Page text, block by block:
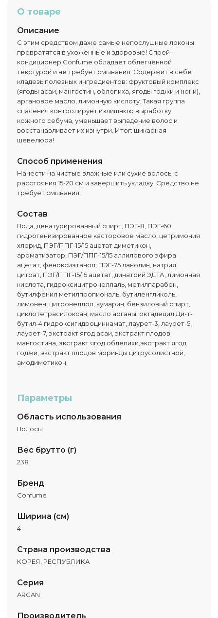
О товаре
Описание
С этим средством даже самые непослушные локоны
превратятся в ухоженные и здоровые! Спрей-
кондиционер Confume обладает облегчённой
текстурой и не требует смывания. Содержит в себе
кладезь полезных ингредиентов: фруктовый комплекс
(ягоды асаи, мангостин, облепиха, ягоды годжи и нони),
аргановое масло, лимонную кислоту. Такая группа
спасения контролирует излишнюю выработку
кожного себума, уменьшает выпадение волос и
восстанавливает их изнутри. Итог: шикарная
шевелюра!
Способ применения
Нанести на чистые влажные или сухие волосы с
расстояния 15-20 см и завершить укладку. Средство не
требует смывания.
Состав
Вода, денатурированный спирт, ПЭГ-8, ПЭГ-60
гидрогенизированное касторовое масло, цетримония
хлорид, ПЭГ/ППГ-15/15 ацетат диметикон,
ароматизатор, ПЭГ/ППГ-15/15 аллилового эфира
ацетат, феноксиэтанол, ПЭГ-75 ланолин, натрия
цитрат, ПЭГ/ППГ-15/15 ацетат, динатрий ЭДТА, лимонная
кислота, гидроксицитронеллаль, метилпарабен,
бутилфенил метилпропиональ, бутиленгликоль,
лимонен, цитронеллол, кумарин, бензиловый спирт,
циклотетрасилоксан, масло арганы, октадецил Ди-т-
бутил-4 гидроксигидроциннамат, лаурет-3, лаурет-5,
лаурет-7, экстракт ягод асаи, экстракт плодов
мангостина, экстракт ягод облепихи,экстракт ягод
годжи, экстракт плодов моринды цитрусолистной,
амодиметикон.
Параметры
Область использования
Волосы
Вес брутто (г)
238
Бренд
Confume
Ширина (см)
4
Страна производства
КОРЕЯ, РЕСПУБЛИКА
Серия
ARGAN
Производитель